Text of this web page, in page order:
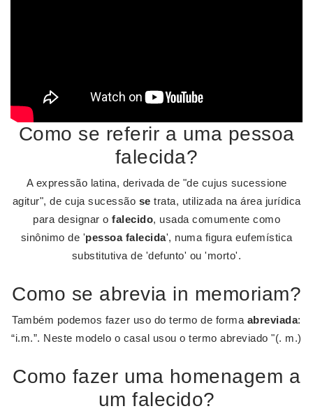
Como se referir a uma pessoa
falecida?
A expressão latina, derivada de "de cujus sucessione
agitur", de cuja sucessão se trata, utilizada na área jurídica
para designar o falecido, usada comumente como
sinônimo de 'pessoa falecida', numa figura eufemística
substitutiva de 'defunto' ou 'morto'.
Como se abrevia in memoriam?
Também podemos fazer uso do termo de forma abreviada:
“i.m.”. Neste modelo o casal usou o termo abreviado "(. m.)
Como fazer uma homenagem a
um falecido?